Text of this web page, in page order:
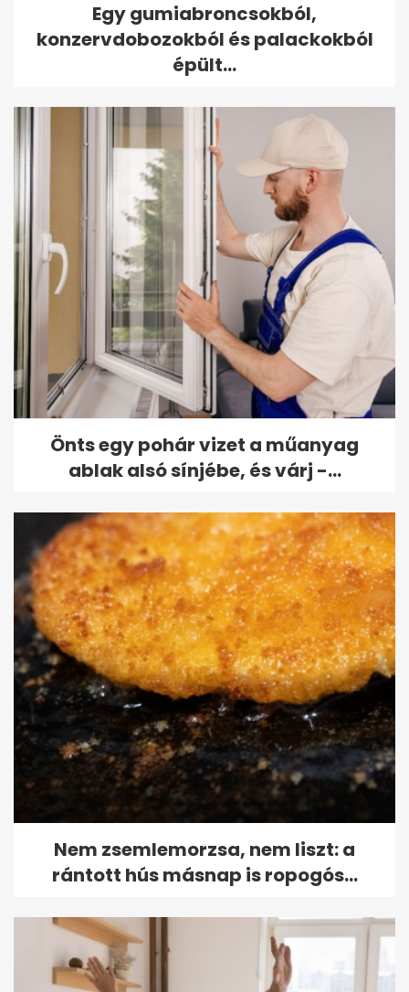
Egy gumiabroncsokból,
konzervdobozokból és palackokból
épült...
Önts egy pohár vizet a műanyag
ablak alsó sínjébe, és várj -...
Nem zsemlemorzsa, nem liszt: a
rántott hús másnap is ropogós...